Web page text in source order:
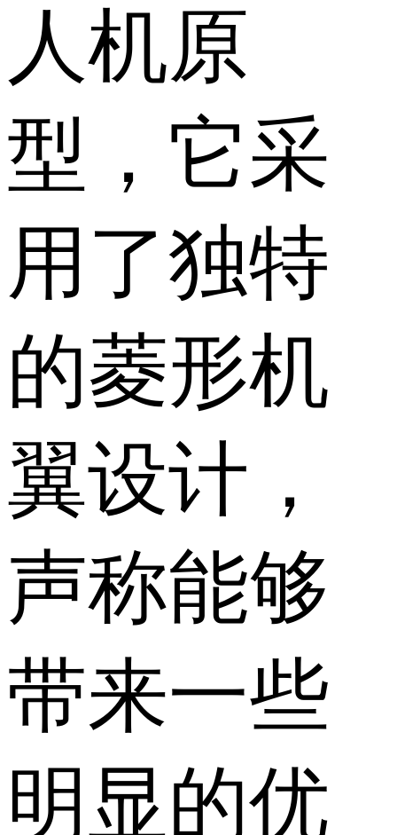
人机原
型，它采
用了独特
的菱形机
翼设计，
声称能够
带来一些
明显的优